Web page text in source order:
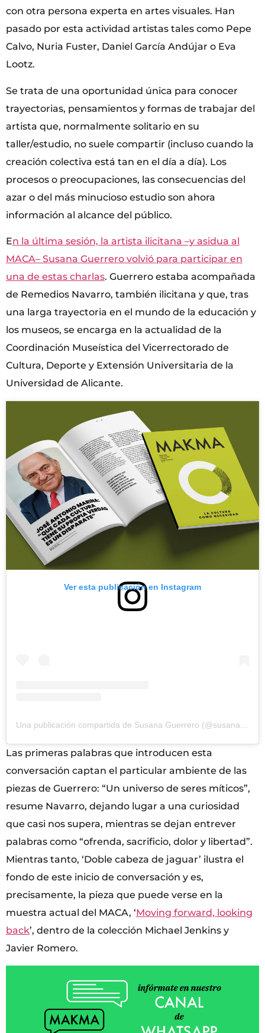
con otra persona experta en artes visuales. Han
pasado por esta actividad artistas tales como Pepe
Calvo, Nuria Fuster, Daniel García Andújar o Eva
Lootz.
Se trata de una oportunidad única para conocer
trayectorias, pensamientos y formas de trabajar del
artista que, normalmente solitario en su
taller/estudio, no suele compartir (incluso cuando la
creación colectiva está tan en el día a día). Los
procesos o preocupaciones, las consecuencias del
azar o del más minucioso estudio son ahora
información al alcance del público.
En la última sesión, la artista ilicitana –y asidua al
MACA– Susana Guerrero volvió para participar en
una de estas charlas. Guerrero estaba acompañada
de Remedios Navarro, también ilicitana y que, tras
una larga trayectoria en el mundo de la educación y
los museos, se encarga en la actualidad de la
Coordinación Museística del Vicerrectorado de
Cultura, Deporte y Extensión Universitaria de la
Universidad de Alicante.
Ver esta publicación en Instagram
Las primeras palabras que introducen esta
conversación captan el particular ambiente de las
piezas de Guerrero: “Un universo de seres míticos”,
resume Navarro, dejando lugar a una curiosidad
que casi nos supera, mientras se dejan entrever
palabras como “ofrenda, sacrificio, dolor y libertad”.
Mientras tanto, ‘Doble cabeza de jaguar’ ilustra el
fondo de este inicio de conversación y es,
precisamente, la pieza que puede verse en la
muestra actual del MACA, ‘Moving forward, looking
back’, dentro de la colección Michael Jenkins y
Javier Romero.